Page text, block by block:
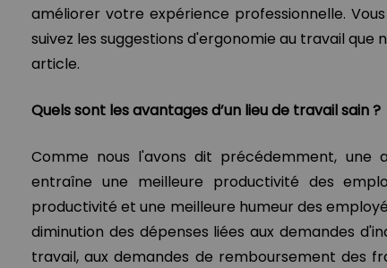
améliorer votre expérience professionnelle.
suivez les suggestions d'ergonomie au travail que
article.
Quels sont les avantages d’un lieu de travail sain ?
Comme nous l'avons dit précédemment, une
entraîne une meilleure productivité des
productivité et une meilleure humeur des
diminution des dépenses liées aux demandes
travail, aux demandes de remboursement des